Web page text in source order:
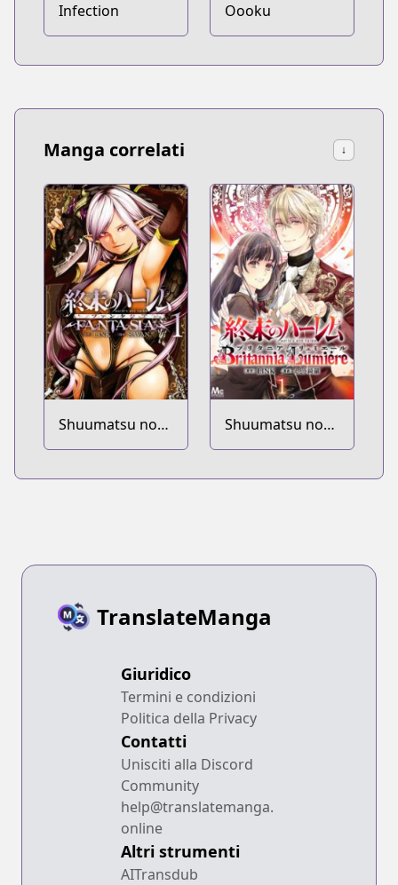
Infection Oooku
Manga correlati ↓
Shuumatsu no
Harem: Fantasia
Shuumatsu no
Harem: Britannia
TranslateManga
Giuridico
Termini e condizioni
Politica della Privacy
Contatti
Unisciti alla Discord
Community
help@translatemanga.
online
Altri strumenti
AITransdub